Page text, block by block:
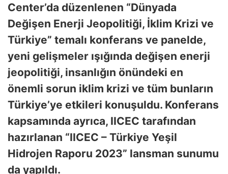
Center’da düzenlenen “Dünyada
Değişen Enerji Jeopolitiği, İklim Krizi ve
Türkiye” temalı konferans ve panelde,
yeni gelişmeler ışığında değişen enerji
jeopolitiği, insanlığın önündeki en
önemli sorun iklim krizi ve tüm bunların
Türkiye’ye etkileri konuşuldu. Konferans
kapsamında ayrıca, IICEC tarafından
hazırlanan “IICEC – Türkiye Yeşil
Hidrojen Raporu 2023” lansman sunumu
da yapıldı.